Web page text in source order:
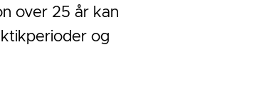
over 25 år kan
og